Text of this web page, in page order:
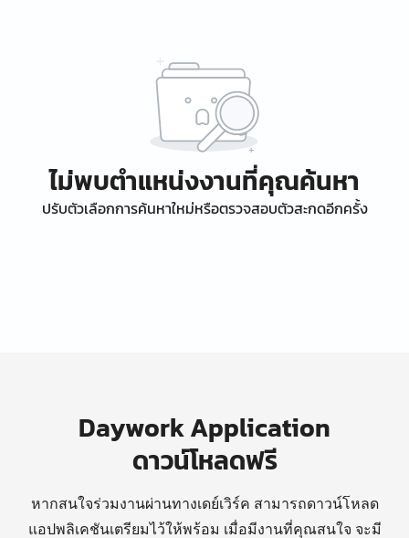
ไม่พบตำแหน่งงานที่คุณค้นหา
ปรับตัวเลือกการค้นหาใหม่หรือตรวจสอบตัวสะกดอีกครั้ง
Daywork Application
ดาวน์โหลดฟรี
หากสนใจร่วมงานผ่านทางเดย์เวิร์ค สามารถดาวน์โหลด
แอปพลิเคชันเตรียมไว้ให้พร้อม เมื่อมีงานที่คุณสนใจ จะมี